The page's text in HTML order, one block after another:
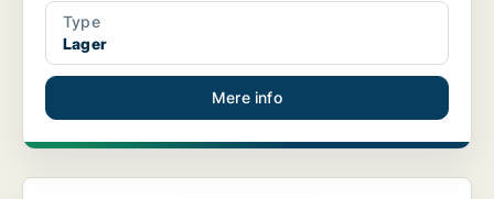
Type
Lager
Mere info